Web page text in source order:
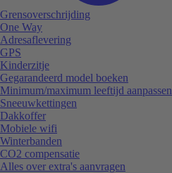
Grensoverschrijding
One Way
Adresaflevering
GPS
Kinderzitje
Gegarandeerd model boeken
Minimum/maximum leeftijd aanpassen
Sneeuwkettingen
Dakkoffer
Mobiele wifi
Winterbanden
CO2 compensatie
Alles over extra's aanvragen